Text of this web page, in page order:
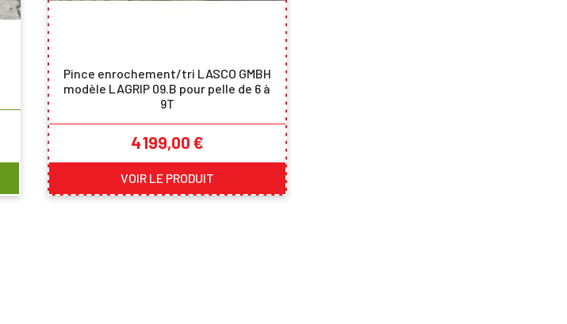
Pince enrochement/tri LASCO GMBH
modèle LAGRIP 09.B pour pelle de 6 à
9T
Prix
4 199,00 €
VOIR LE PRODUIT